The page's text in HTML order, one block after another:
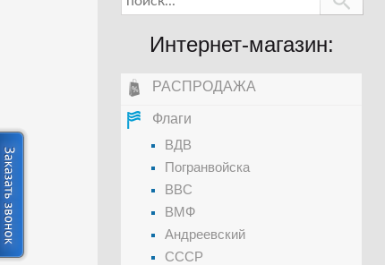
Интернет-магазин:
РАСПРОДАЖА
Флаги
ВДВ
Погранвойска
ВВС
ВМФ
Андреевский
СССР